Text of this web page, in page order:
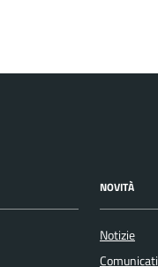
NOVITÀ
Notizie
Comunicati